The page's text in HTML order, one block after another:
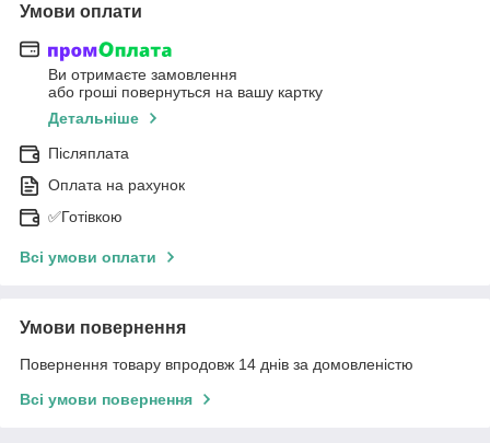
Умови оплати
Ви отримаєте замовлення
або гроші повернуться на вашу картку
Детальніше
Післяплата
Оплата на рахунок
✅Готівкою
Всі умови оплати
Умови повернення
Повернення товару впродовж 14 днів за домовленістю
Всі умови повернення